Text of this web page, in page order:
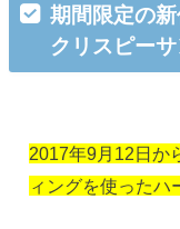
期間限定の
クリスピー
2017年9月12日か
ィングを使ったハ